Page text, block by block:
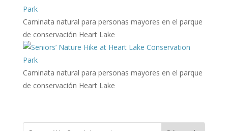
Caminata natural para personas mayores en el parque
de conservación Heart Lake
Caminata natural para personas mayores en el parque
de conservación Heart Lake